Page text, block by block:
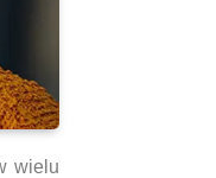
wielu